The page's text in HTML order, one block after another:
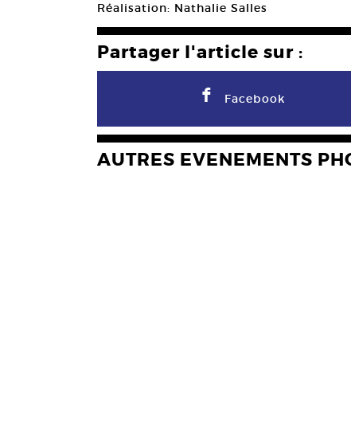
Réalisation: Nathalie Salles
Partager l'article sur :
F Facebook
AUTRES EVENEMENTS